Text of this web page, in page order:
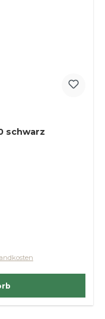
schwarz